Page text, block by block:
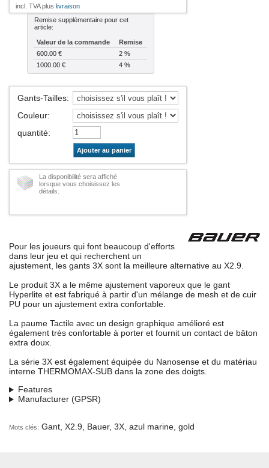
incl. TVA plus livraison
Remise supplémentaire pour cet
article:
Valeur de la commande
Remise
600.00 €
2 %
1000.00 €
4 %
Gants-Tailles:
Couleur:
quantité:
Ajouter au panier
La disponibilité sera affiché
lorsque vous choisissez les
détails.
Pour les joueurs qui font beaucoup d'efforts
dans leur jeu et qui recherchent un
ajustement, les gants 3X sont la meilleure alternative au X2.9.
Le produit 3X a le même ajustement vaporeux que le gant
Hyperlite et est fabriqué à partir d'un mélange de mesh et de cuir
PU pour un ajustement extra confortable.
La paume Tactile avec un design graphique amélioré est
également très confortable à porter et fournit un contact de bâton
extra doux.
La série 3X est également équipée du Nanosense et du matériau
interne THERMOMAX-SUB dans la zone des doigts.
Features
Manufacturer (GPSR)
Mots clés: Gant, X2.9, Bauer, 3X, azul marine, gold